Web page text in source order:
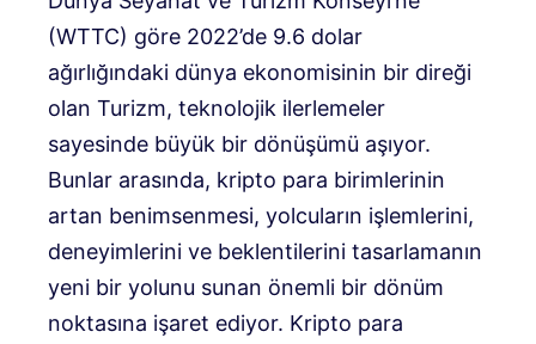
(WTTC) göre 2022’de 9.6 dolar
ağırlığındaki dünya ekonomisinin bir direği
olan Turizm, teknolojik ilerlemeler
sayesinde büyük bir dönüşümü aşıyor.
Bunlar arasında, kripto para birimlerinin
artan benimsenmesi, yolcuların işlemlerini,
deneyimlerini ve beklentilerini tasarlamanın
yeni bir yolunu sunan önemli bir dönüm
noktasına işaret ediyor. Kripto para